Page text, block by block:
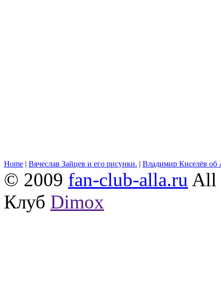
Home | Вячеслав Зайцев и его рисунки. | Владимир Киселёв об
© 2009 fan-club-alla.ru All
Клуб Dimox